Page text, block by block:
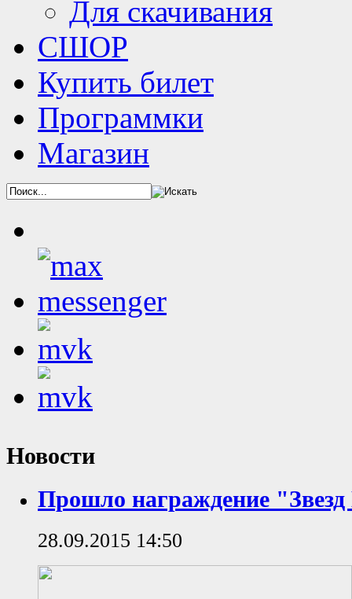
Для скачивания
СШОР
Купить билет
Программки
Магазин
Новости
Прошло награждение
28.09.2015 14:50